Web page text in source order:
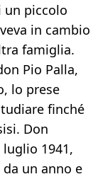
un piccolo
in cambio
famiglia.
Pio Palla,
lo prese
finché
Don
1941,
un anno e